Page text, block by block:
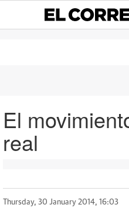
El
real
Thursday, 30 January 2014, 16:03